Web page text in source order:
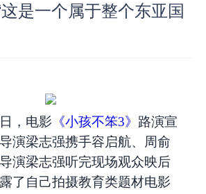
是一个属于整个东亚国
，电影 《小孩不笨3》 路演宣
演梁志强携手容启航、周俞
演梁志强听完现场观众映后
了自己拍摄教育类题材电影